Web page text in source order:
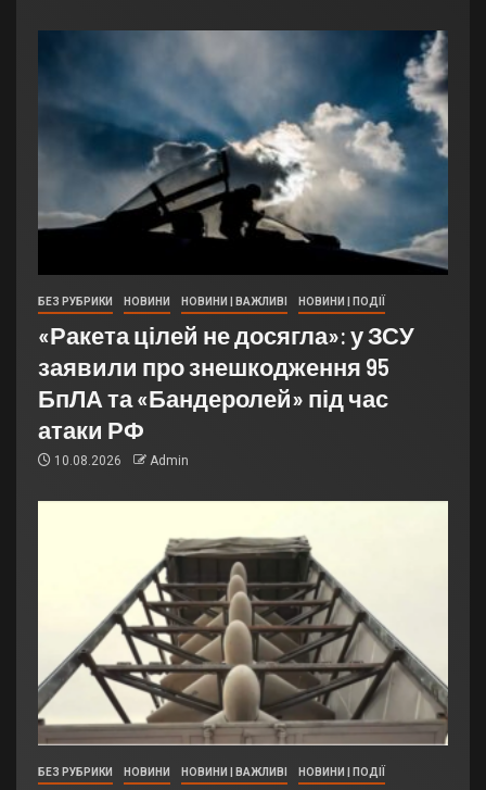
БЕЗ РУБРИКИ НОВИНИ НОВИНИ | ВАЖЛИВІ НОВИНИ | ПОДІЇ
«Ракета цілей не досягла»: у ЗСУ
заявили про знешкодження 95
БпЛА та «Бандеролей» під час
атаки РФ
10.08.2026 Admin
БЕЗ РУБРИКИ НОВИНИ НОВИНИ | ВАЖЛИВІ НОВИНИ | ПОДІЇ